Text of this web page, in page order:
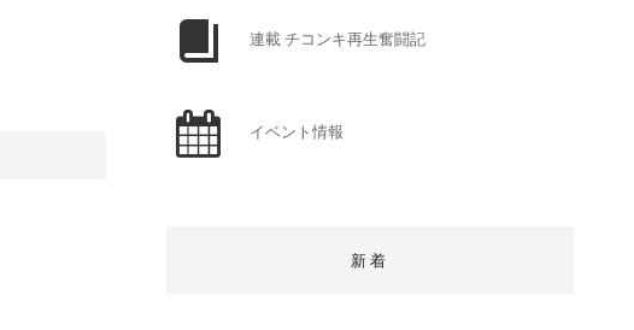
連載 チコンキ再生奮闘記
イベント情報
新着